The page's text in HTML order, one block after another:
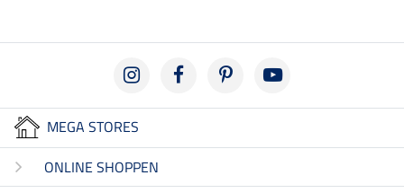
MEGA STORES
ONLINE SHOPPEN